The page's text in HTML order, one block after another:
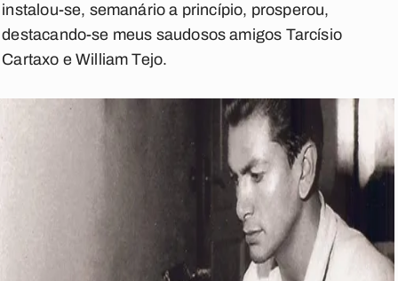
instalou-se, semanário a princípio, prosperou,
destacando-se meus saudosos amigos Tarcísio
Cartaxo e William Tejo.